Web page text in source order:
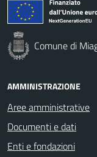
Comune di
AMMINISTRAZIONE
Aree amministrative
Documenti e dati
Enti e fondazioni